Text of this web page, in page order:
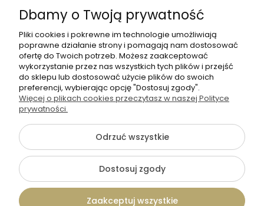
+48 570 367 989
biuro.tadam@gmail.com
©2026 Wszelkie Prawa Zastrzeżone | TADAM Pracownia
Kreatywna
Szablon Flex byEcommercy
Dbamy o Twoją prywatność
Pliki cookies i pokrewne im technologie umożliwiają
poprawne działanie strony i pomagają nam dostosować
ofertę do Twoich potrzeb. Możesz zaakceptować
wykorzystanie przez nas wszystkich tych plików i przejść
do sklepu lub dostosować użycie plików do swoich
preferencji, wybierając opcję "Dostosuj zgody".
Więcej o plikach cookies przeczytasz w naszej Polityce
prywatności.
Odrzuć wszystkie
Dostosuj zgody
Zaakceptuj wszystkie